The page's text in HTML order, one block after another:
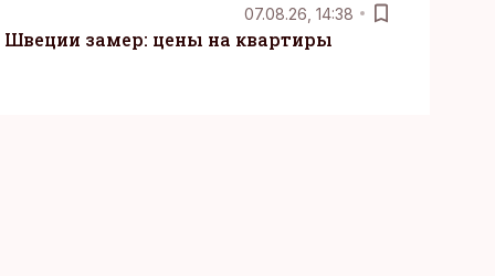
07.08.26, 14:38
замер: цены на квартиры